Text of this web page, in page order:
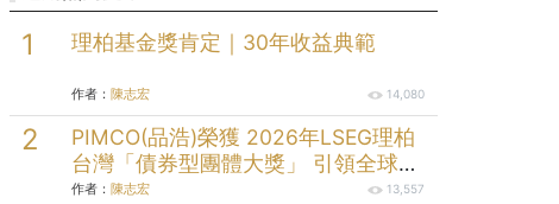
理柏基金獎肯定｜30年收益典範
作者： 陳志宏 14,080
PIMCO(品浩)榮獲 2026年LSEG理柏
台灣「債券型團體大獎」 引領全球固
定收益投資逾半世紀的投資實力
作者： 陳志宏 13,557